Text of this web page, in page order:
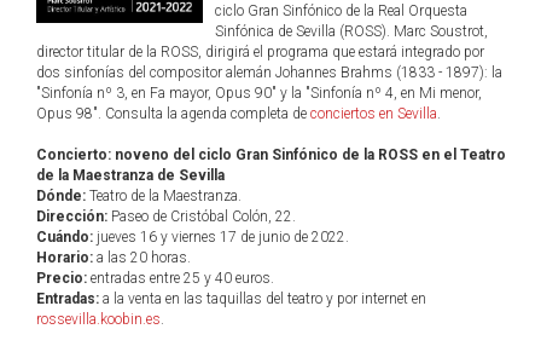
ciclo Gran Sinfónico de la Real Orquesta
Sinfónica de Sevilla (ROSS). Marc Soustrot,
director titular de la ROSS, dirigirá el programa que estará integrado por
dos sinfonías del compositor alemán Johannes Brahms (1833 - 1897): la
"Sinfonía nº 3, en Fa mayor, Opus 90" y la "Sinfonía nº 4, en Mi menor,
Opus 98". Consulta la agenda completa de conciertos en Sevilla.
Concierto: noveno del ciclo Gran Sinfónico de la ROSS en el Teatro
de la Maestranza de Sevilla
Dónde: Teatro de la Maestranza.
Dirección: Paseo de Cristóbal Colón, 22.
Cuándo: jueves 16 y viernes 17 de junio de 2022.
Horario: a las 20 horas.
Precio: entradas entre 25 y 40 euros.
Entradas: a la venta en las taquillas del teatro y por internet en
rossevilla.koobin.es.